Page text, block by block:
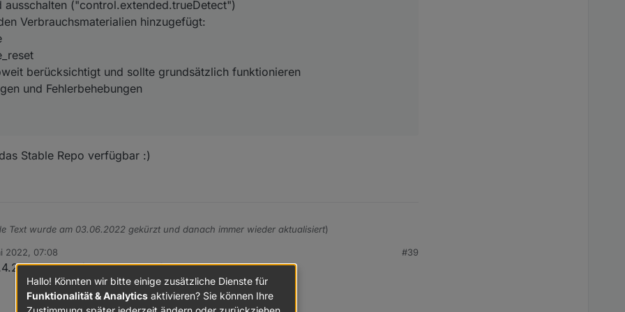
("control.extended.trueDetect")
Verbrauchsmaterialien hinzugefügt:
berücksichtigt und sollte grundsätzlich funktionieren
und Fehlerbehebungen
Stable Repo verfügbar :)
Text wurde am 03.06.2022 gekürzt und danach immer wieder aktualisiert)
Status des Ecovacs Deebot Adapters berichten
Meinung fragen, ob es noch "offene Baustellen" gibt - oder ob Ihr soweit alles damit
2022, 07:08 #39
über Latest/Beta Repo verfügbar.
Hallo! Könnten wir bitte einige zusätzliche Dienste für
Funktionalität & Analytics aktivieren? Sie können Ihre